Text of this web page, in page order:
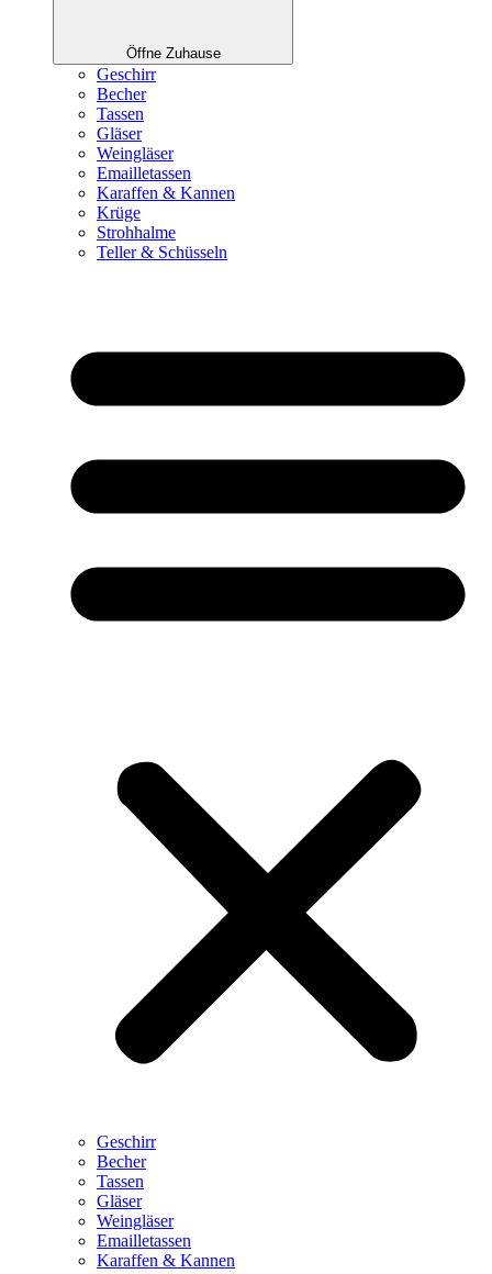
Öffne Zuhause
Geschirr
Becher
Tassen
Gläser
Weingläser
Emailletassen
Karaffen & Kannen
Krüge
Strohhalme
Teller & Schüsseln
Geschirr
Becher
Tassen
Gläser
Weingläser
Emailletassen
Karaffen & Kannen